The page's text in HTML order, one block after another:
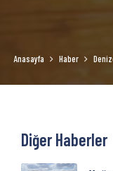
Anasayfa Haber
Diğer Haberler